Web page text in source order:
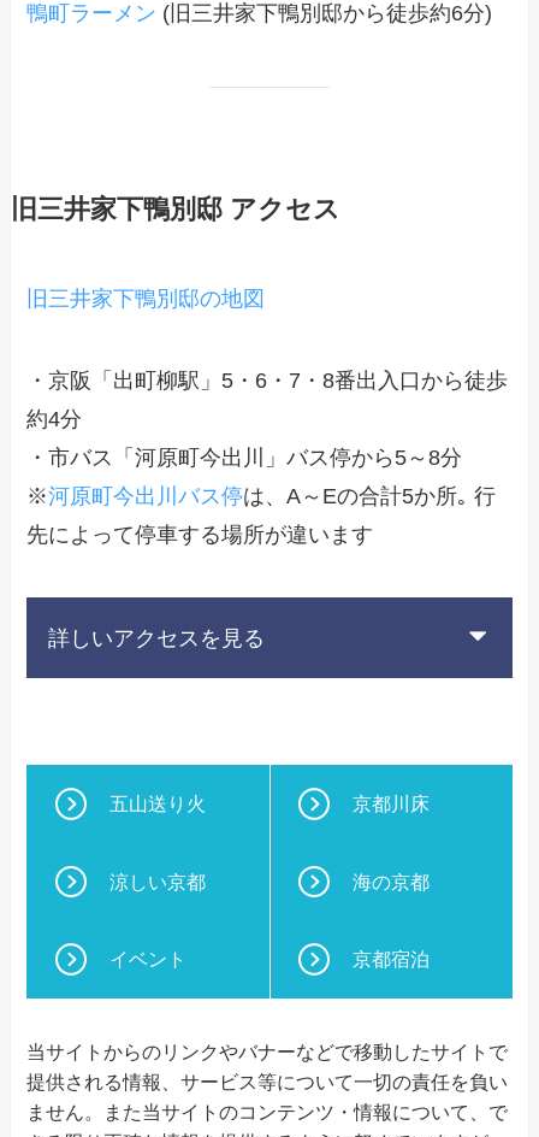
鴨町ラーメン (旧三井家下鴨別邸から徒歩約6分)
旧三井家下鴨別邸 アクセス
旧三井家下鴨別邸の地図
・京阪「出町柳駅」5・6・7・8番出入口から徒歩
約4分
・市バス「河原町今出川」バス停から5～8分
※河原町今出川バス停は、A～Eの合計5か所｡ 行
先によって停車する場所が違います
詳しいアクセスを見る
五山送り火 京都川床
涼しい京都 海の京都
イベント 京都宿泊
当サイトからのリンクやバナーなどで移動したサイトで
提供される情報、サービス等について一切の責任を負い
ません。また当サイトのコンテンツ・情報について、で